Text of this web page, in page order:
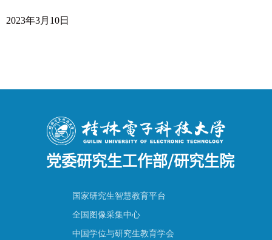
2023年3月10日
党委研究生工作部/研究生院
国家研究生智慧教育平台
全国图像采集中心
中国学位与研究生教育学会